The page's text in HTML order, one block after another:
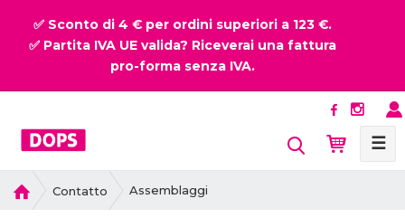
✅ Sconto di 4 € per ordini superiori a 123 €.
✅ Partita IVA UE valida? Riceverai una fattura
pro-forma senza IVA.
☰
r
Contatto Assemblaggi